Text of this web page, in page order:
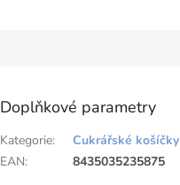
Doplňkové parametry
Kategorie:
Cukrářské košíčky
EAN: 8435035235875